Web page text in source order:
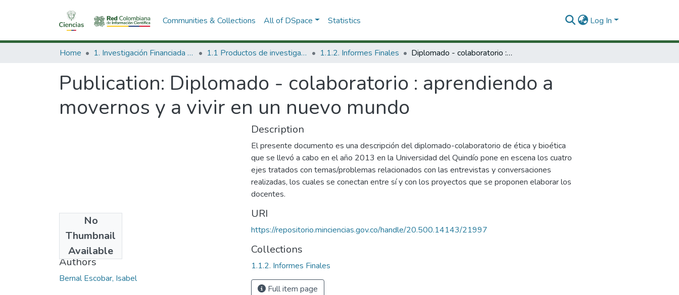
Communities & Collections All of DSpace Statistics Log In
Home 1. Investigación Financiada con Recursos Públicos 1.1 Productos de investigación 1.1.2. Informes Finales Diplomado - colaboratorio : aprendiendo a movernos y a vivir en un nuevo mundo
Publication: Diplomado - colaboratorio : aprendiendo a
movernos y a vivir en un nuevo mundo
No
Thumbnail
Available
2014
Authors
Bernal Escobar, Isabel
Description
El presente documento es una descripción del diplomado-colaboratorio de ética y bioética
que se llevó a cabo en el año 2013 en la Universidad del Quindío pone en escena los cuatro
ejes tratados con temas/problemas relacionados con las entrevistas y conversaciones
realizadas, los cuales se conectan entre sí y con los proyectos que se proponen elaborar los
docentes.
URI
https://repositorio.minciencias.gov.co/handle/20.500.14143/21997
Collections
1.1.2. Informes Finales
Full item page